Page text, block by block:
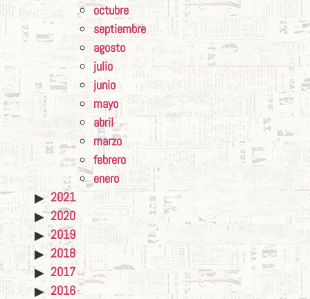
octubre
septiembre
agosto
julio
junio
mayo
abril
marzo
febrero
enero
2021
2020
2019
2018
2017
2016